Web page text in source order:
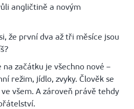
angličtině a novým
že první dva až tři měsíce jsou
na začátku je všechno nové –
režim, jídlo, zvyky. Člověk se
všem. A zároveň právě tehdy